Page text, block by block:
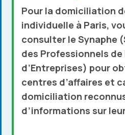
Pour la domiciliation
individuelle à Paris,
consulter le Synaphe
des Professionnels de
d’Entreprises) pour
centres d’affaires et
domiciliation
d’informations sur